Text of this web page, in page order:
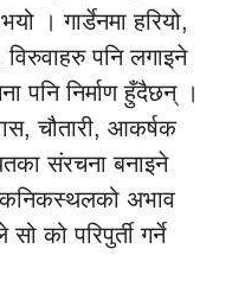
। गार्डेनमा हरियो,
पनि लगाइने
पनि निर्माण हुँदैछन् ।
चौतारी, आकर्षक
संरचना बनाइने
अभाव
को परिपुर्ती गर्ने